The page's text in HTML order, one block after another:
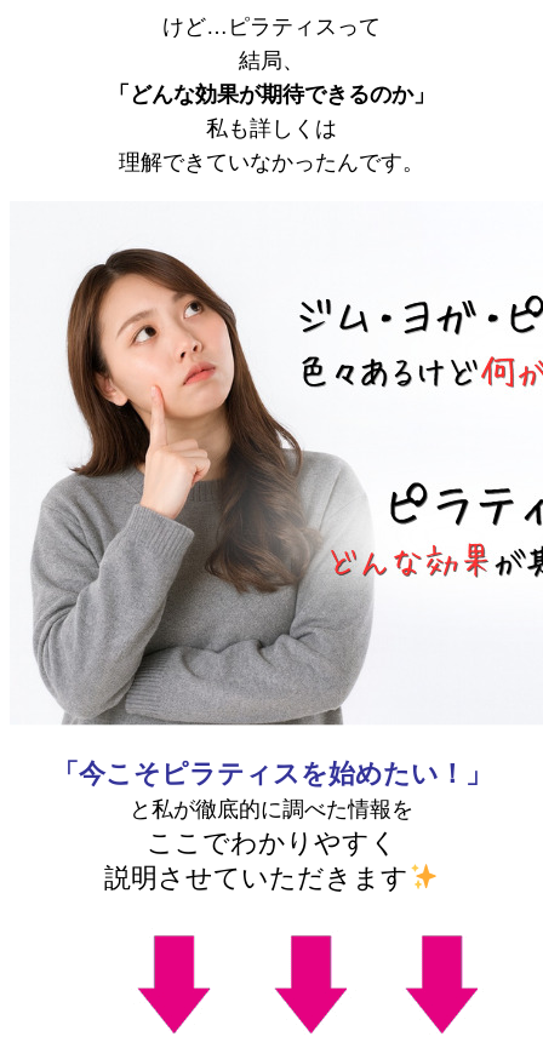
けど…ピラティスって
結局、
「どんな効果が期待できるのか」
私も詳しくは
理解できていなかったんです。
「今こそピラティスを始めたい！」
と私が徹底的に調べた情報を
ここでわかりやすく
説明させていただきます